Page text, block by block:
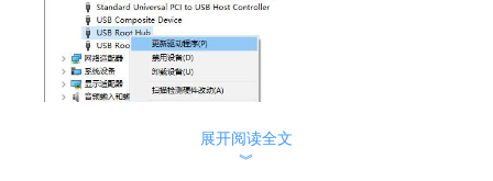
2、USB电源供给不足。通常台式电脑都会有前置USB口和后置USB
展开阅读全文
︾